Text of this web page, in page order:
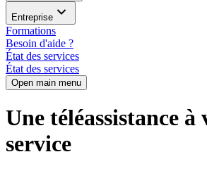
Entreprise
Formations
Besoin d'aide ?
État des services
État des services
Open main menu
Une téléassistance à
service